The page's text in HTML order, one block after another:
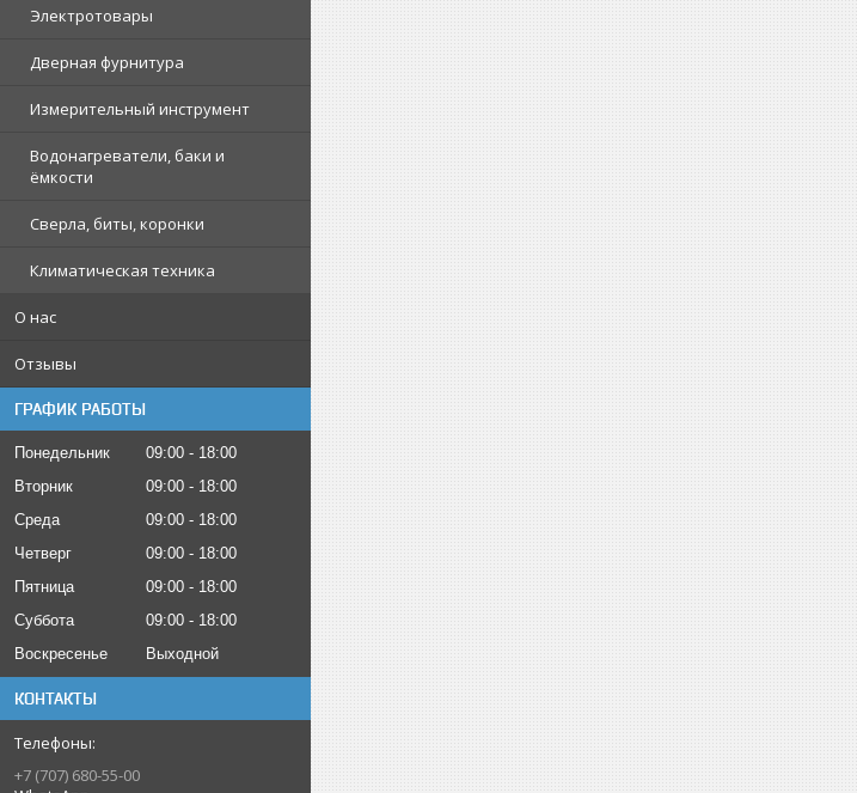
Электротовары
Дверная фурнитура
Измерительный инструмент
Водонагреватели, баки и
ёмкости
Сверла, биты, коронки
Климатическая техника
О нас
Отзывы
ГРАФИК РАБОТЫ
Понедельник 09:00
18:00
Вторник
09:00
18:00
Среда
09:00
18:00
Четверг
09:00
18:00
Пятница
09:00
18:00
Суббота
09:00
18:00
Воскресенье
Выходной
КОНТАКТЫ
+7 (707) 680-55-00